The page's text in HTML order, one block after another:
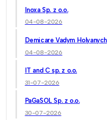
Inoxa Sp. z o.o.
04-08-2026
Demicare Vadym Holyanych
04-08-2026
IT and C sp. z o.o.
31-07-2026
PaGaSOL Sp. z o.o.
30-07-2026